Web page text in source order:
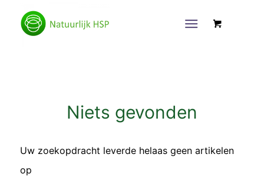
Niets gevonden
Uw zoekopdracht leverde helaas geen artikelen
op